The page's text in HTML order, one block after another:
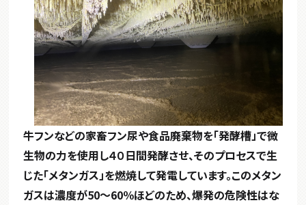
牛フンなどの家畜フン尿や食品廃棄物を「発酵槽」で微
生物の力を使用し４０日間発酵させ、そのプロセスで生
じた「メタンガス」を燃焼して発電しています。このメタン
ガスは濃度が50～60％ほどのため、爆発の危険性はな